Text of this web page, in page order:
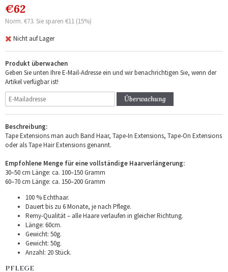
€62
Norm. €73. Sie sparen €11 (15%)
Nicht auf Lager
Produkt überwachen
Geben Sie unten Ihre E-Mail-Adresse ein und wir benachrichtigen Sie, wenn der
Artikel verfügbar ist!
Überwachung
Beschreibung:
Tape Extensions man auch Band Haar, Tape-In Extensions, Tape-On Extensions
oder als Tape Hair Extensions genannt.
Empfohlene Menge für eine vollständige Haarverlängerung:
30–50 cm Länge: ca. 100–150 Gramm
60–70 cm Länge: ca. 150–200 Gramm
100 % Echthaar.
Dauert bis zu 6 Monate, je nach Pflege.
Remy-Qualität – alle Haare verlaufen in gleicher Richtung.
Länge: 60cm.
Gewicht: 50g.
Gewicht: 50g.
Anzahl: 20 Stück.
PFLEGE